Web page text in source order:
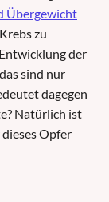
Übergewicht
zu
der
sind nur
dagegen
Natürlich ist
Opfer